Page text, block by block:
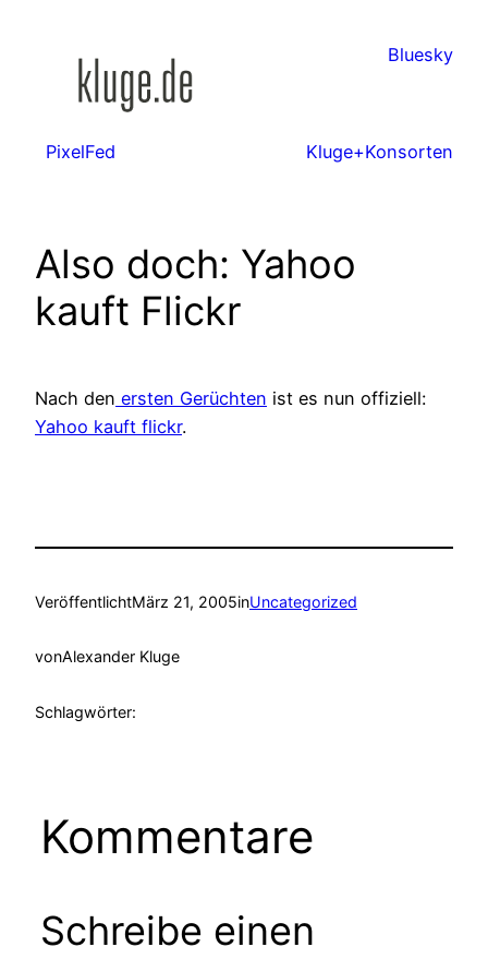
Bluesky
PixelFed Kluge+Konsorten
Also doch: Yahoo
kauft Flickr
Nach den ersten Gerüchten ist es nun offiziell:
Yahoo kauft flickr.
VeröffentlichtMärz 21, 2005inUncategorized
vonAlexander Kluge
Schlagwörter:
Kommentare
Schreibe einen